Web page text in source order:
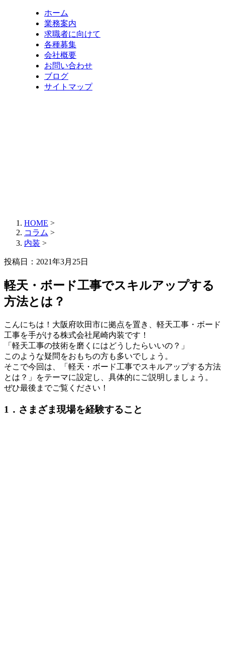
ホーム
業務案内
求職者に向けて
各種募集
会社概要
お問い合わせ
ブログ
サイトマップ
HOME >
コラム >
内装 >
投稿日： 2021年3月25日
軽天・ボード工事でスキルアップする
方法とは？
こんにちは！大阪府吹田市に拠点を置き、軽天工事・ボード
工事を手がける株式会社尾崎内装です！
「軽天工事の技術を磨くにはどうしたらいいの？」
このような疑問をおもちの方も多いでしょう。
そこで今回は、「軽天・ボード工事でスキルアップする方法
とは？」をテーマに設定し、具体的にご説明しましょう。
ぜひ最後までご覧ください！
1．さまざま現場を経験すること